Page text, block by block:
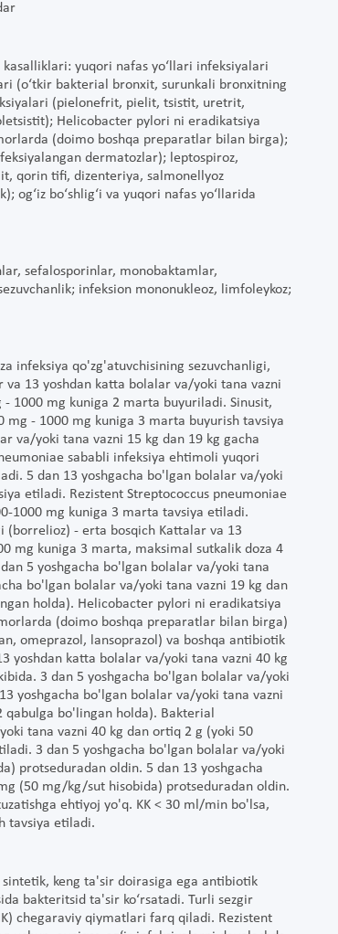
yuqori nafas yo‘llari infeksiyalari
(o‘tkir bakterial bronxit, surunkali bronxitning
(pielonefrit, pielit, tsistit, uretrit,
Helicobacter pylori ni eradikatsiya
(doimo boshqa preparatlar bilan birga);
dermatozlar); leptospiroz,
qorin tifi, dizenteriya, salmonellyoz
og‘iz bo‘shlig‘i va yuqori nafas yo‘llarida
sefalosporinlar, monobaktamlar,
infeksion mononukleoz, limfoleykoz;
infeksiya qo'zg'atuvchisining sezuvchanligi,
13 yoshdan katta bolalar va/yoki tana vazni
1000 mg kuniga 2 marta buyuriladi. Sinusit,
mg - 1000 mg kuniga 3 marta buyurish tavsiya
va/yoki tana vazni 15 kg dan 19 kg gacha
sababli infeksiya ehtimoli yuqori
5 dan 13 yoshgacha bo'lgan bolalar va/yoki
etiladi. Rezistent Streptococcus pneumoniae
1000 mg kuniga 3 marta tavsiya etiladi.
(borrelioz) - erta bosqich Kattalar va 13
mg kuniga 3 marta, maksimal sutkalik doza 4
5 yoshgacha bo'lgan bolalar va/yoki tana
bo'lgan bolalar va/yoki tana vazni 19 kg dan
holda). Helicobacter pylori ni eradikatsiya
(doimo boshqa preparatlar bilan birga)
omeprazol, lansoprazol) va boshqa antibiotik
yoshdan katta bolalar va/yoki tana vazni 40 kg
3 dan 5 yoshgacha bo'lgan bolalar va/yoki
yoshgacha bo'lgan bolalar va/yoki tana vazni
qabulga bo'lingan holda). Bakterial
tana vazni 40 kg dan ortiq 2 g (yoki 50
3 dan 5 yoshgacha bo'lgan bolalar va/yoki
protseduradan oldin. 5 dan 13 yoshgacha
(50 mg/kg/sut hisobida) protseduradan oldin.
ehtiyoj yo'q. KK < 30 ml/min bo'lsa,
tavsiya etiladi.
keng ta'sir doirasiga ega antibiotik
bakteritsid ta'sir ko‘rsatadi. Turli sezgir
chegaraviy qiymatlari farq qiladi. Rezistent